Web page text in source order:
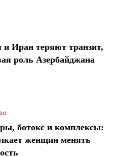
и Иран теряют транзит,
роль Азербайджана
ботокс и комплексы:
женщин менять